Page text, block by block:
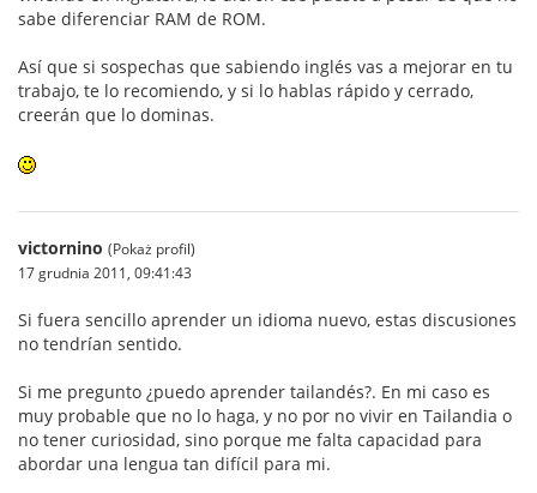
sabe diferenciar RAM de ROM.
Así que si sospechas que sabiendo inglés vas a mejorar en tu
trabajo, te lo recomiendo, y si lo hablas rápido y cerrado,
creerán que lo dominas.
victornino (Pokaż profil)
17 grudnia 2011, 09:41:43
Si fuera sencillo aprender un idioma nuevo, estas discusiones
no tendrían sentido.
Si me pregunto ¿puedo aprender tailandés?. En mi caso es
muy probable que no lo haga, y no por no vivir en Tailandia o
no tener curiosidad, sino porque me falta capacidad para
abordar una lengua tan difícil para mi.